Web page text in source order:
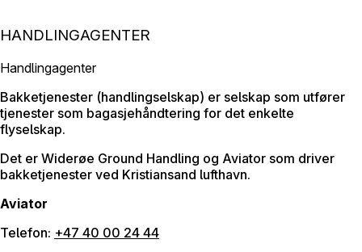
HANDLINGAGENTER
Handlingagenter
Bakketjenester (handlingselskap) er selskap som utfører
tjenester som bagasjehåndtering for det enkelte
flyselskap.
Det er Widerøe Ground Handling og Aviator som driver
bakketjenester ved Kristiansand lufthavn.
Aviator
Telefon: +47 40 00 24 44